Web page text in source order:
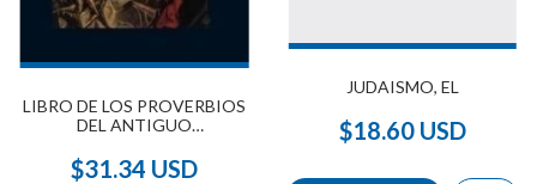
LIBRO DE LOS PROVERBIOS
DEL ANTIGUO
$31.34 USD
JUDAISMO, EL
$18.60 USD